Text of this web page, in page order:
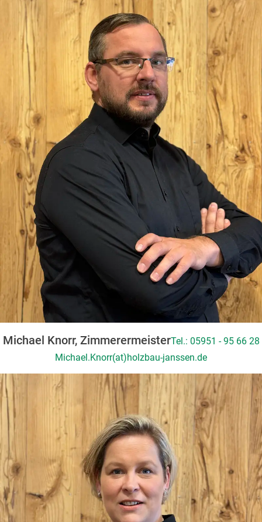
Michael Knorr, ZimmerermeisterTel.: 05951 - 95 66 28
Michael.Knorr(at)holzbau-janssen.de